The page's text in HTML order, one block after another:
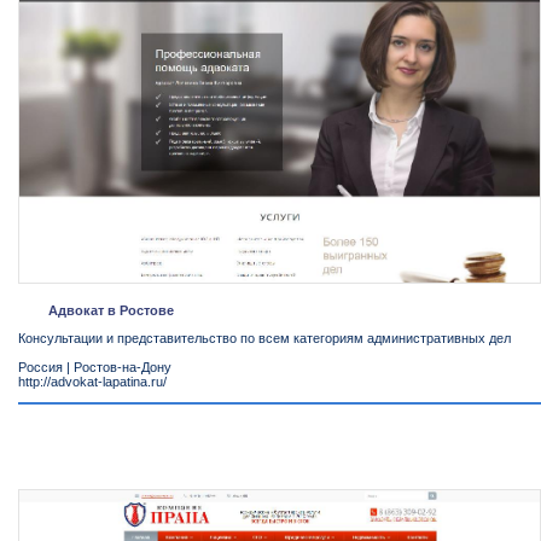
Адвокат в Ростове
Консультации и представительство по всем категориям административных дел
Россия
Ростов-на-Дону
http://advokat-lapatina.ru/